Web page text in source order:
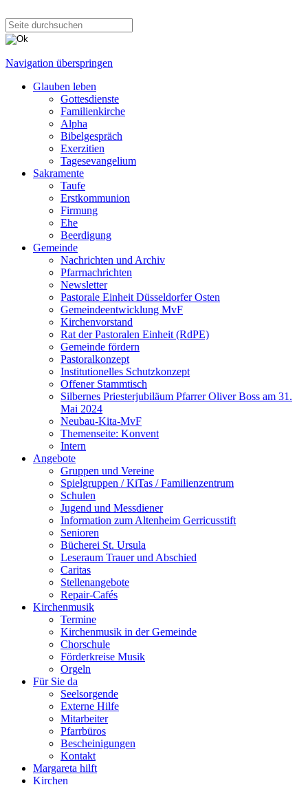
Navigation überspringen
Glauben leben
Gottesdienste
Familienkirche
Alpha
Bibelgespräch
Exerzitien
Tagesevangelium
Sakramente
Taufe
Erstkommunion
Firmung
Ehe
Beerdigung
Gemeinde
Nachrichten und Archiv
Pfarrnachrichten
Newsletter
Pastorale Einheit Düsseldorfer Osten
Gemeindeentwicklung MvF
Kirchenvorstand
Rat der Pastoralen Einheit (RdPE)
Gemeinde fördern
Pastoralkonzept
Institutionelles Schutzkonzept
Offener Stammtisch
Silbernes Priesterjubiläum Pfarrer Oliver Boss am 31.
Mai 2024
Neubau-Kita-MvF
Themenseite: Konvent
Intern
Angebote
Gruppen und Vereine
Spielgruppen / KiTas / Familienzentrum
Schulen
Jugend und Messdiener
Information zum Altenheim Gerricusstift
Senioren
Bücherei St. Ursula
Leseraum Trauer und Abschied
Caritas
Stellenangebote
Repair-Cafés
Kirchenmusik
Termine
Kirchenmusik in der Gemeinde
Chorschule
Förderkreise Musik
Orgeln
Für Sie da
Seelsorgende
Externe Hilfe
Mitarbeiter
Pfarrbüros
Bescheinigungen
Kontakt
Margareta hilft
Kirchen